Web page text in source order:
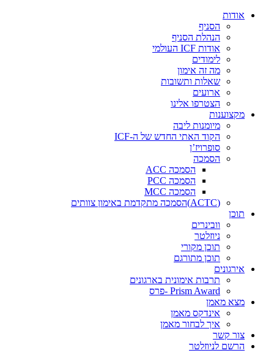
אודות
הסניף
הנהלת הסניף
אודות ICF העולמי
לימודים
מה זה אימון
שאלות ותשובות
ארועים
הצטרפו אלינו
מקצוענות
מיומנות ליבה
הקוד האתי החדש של ה-ICF
סופרויז’ן
הסמכה
הסמכה ACC
הסמכה PCC
הסמכה MCC
(ACTC)הסמכה מתקדמת באימון צוותים
תוכן
וובינרים
ניוזלטר
תוכן מקורי
תוכן מתורגם
אירגונים
תרבות אימונית בארגונים
Prism Award -פרס
מצא מאמן
אינדקס מאמן
איך לבחור מאמן
צור קשר
הרשם לניוזלטר